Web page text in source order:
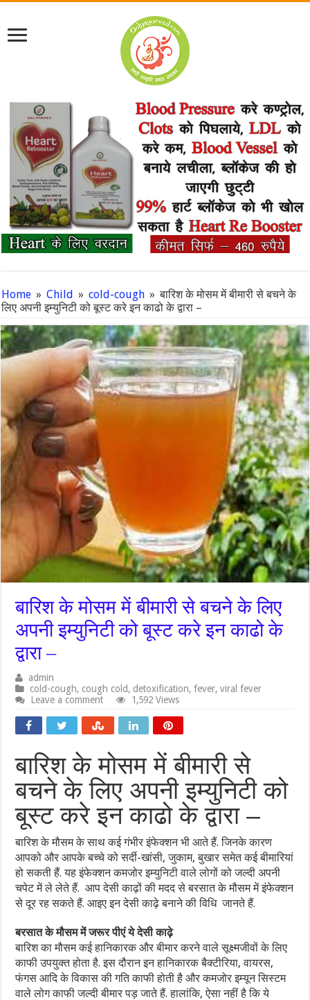
Home » Child » cold-cough » बारिश के मोसम में बीमारी से बचने के
लिए अपनी इम्युनिटी को बूस्ट करे इन काढो के द्वारा –
बारिश के मोसम में बीमारी से बचने के लिए
अपनी इम्युनिटी को बूस्ट करे इन काढो के
द्वारा –
admin
cold-cough, cough cold, detoxification,fever,viral fever
Leave a comment
1,592 Views
बारिश के मोसम में बीमारी से
बचने के लिए अपनी इम्युनिटी को
बूस्ट करे इन काढो के द्वारा –
बारिश के मौसम के साथ कई गंभीर इंफेक्शन भी आते हैं. जिनके कारण
आपको और आपके बच्चे को सर्दी-खांसी, जुकाम, बुखार समेत कई बीमारियां
हो सकती हैं. यह इंफेक्शन कमजोर इम्युनिटी वाले लोगों को जल्दी अपनी
चपेट में ले लेते हैं. आप देसी काढ़ों की मदद से बरसात के मौसम में इंफेक्शन
से दूर रह सकते हैं. आइए इन देसी काढ़े बनाने की विधि जानते हैं.
बरसात के मौसम में जरूर पीएं ये देसी काढ़े
बारिश का मौसम कई हानिकारक और बीमार करने वाले सूक्ष्मजीवों के लिए
काफी उपयुक्त होता है. इस दौरान इन हानिकारक बैक्टीरिया, वायरस,
फंगस आदि के विकास की गति काफी होती है और कमजोर इम्यून सिस्टम
वाले लोग काफी जल्दी बीमार पड़ जाते हैं. हालांकि, ऐसा नहीं है कि ये